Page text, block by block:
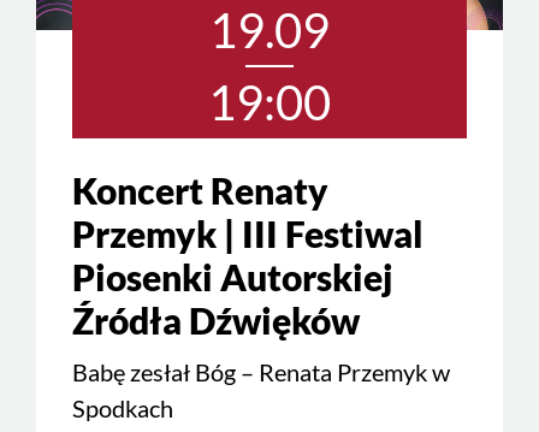
19.09
19:00
Koncert Renaty
Przemyk | III Festiwal
Piosenki Autorskiej
Źródła Dźwięków
Babę zesłał Bóg – Renata Przemyk w
Spodkach